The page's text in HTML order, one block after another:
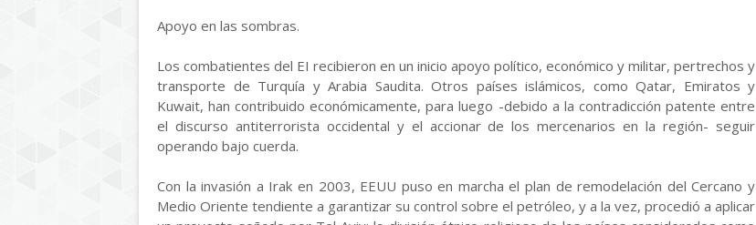
Apoyo en las sombras.
Los combatientes del EI recibieron en un inicio apoyo político, económico y militar, pertrechos y
transporte de Turquía y Arabia Saudita. Otros países islámicos, como Qatar, Emiratos y
Kuwait, han contribuido económicamente, para luego -debido a la contradicción patente entre
el discurso antiterrorista occidental y el accionar de los mercenarios en la región- seguir
operando bajo cuerda.
Con la invasión a Irak en 2003, EEUU puso en marcha el plan de remodelación del Cercano y
Medio Oriente tendiente a garantizar su control sobre el petróleo, y a la vez, procedió a aplicar